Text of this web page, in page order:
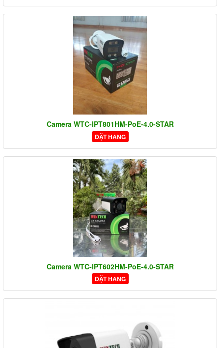
Camera WTC-IPT801HM-PoE-4.0-STAR
ĐẶT HÀNG
Camera WTC-IPT602HM-PoE-4.0-STAR
ĐẶT HÀNG